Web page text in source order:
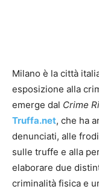
Milano è la città
esposizione alla
emerge dal Crime
Truffa.net, che ha
denunciati, alle
sulle truffe e alla
elaborare due
criminalità fisica e